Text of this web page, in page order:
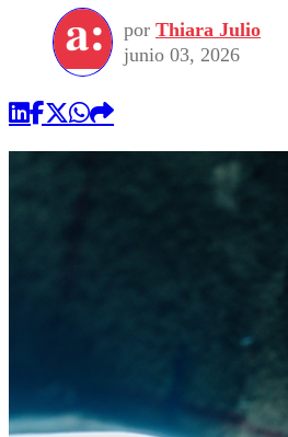
Seleccion Chilena
Torneo
Universidad de
Economía
Internacional
Sustentabilidad
Publicaciones en
Opinión
por Thiara Julio
junio 03, 2026